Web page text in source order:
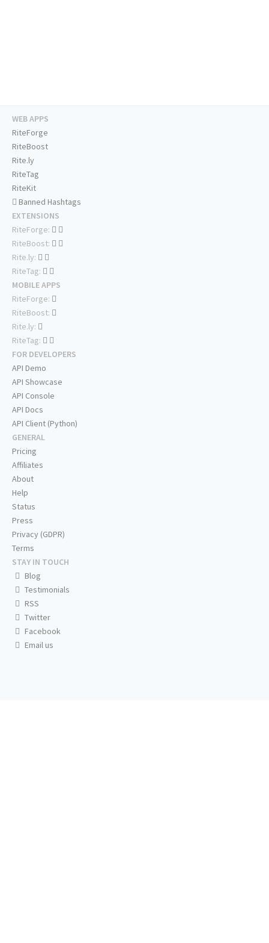
WEB APPS
RiteForge
RiteBoost
Rite.ly
RiteTag
RiteKit
Banned Hashtags
EXTENSIONS
RiteForge:
RiteBoost:
Rite.ly:
RiteTag:
MOBILE APPS
RiteForge:
RiteBoost:
Rite.ly:
RiteTag:
FOR DEVELOPERS
API Demo
API Showcase
API Console
API Docs
API Client (Python)
GENERAL
Pricing
Affiliates
About
Help
Status
Press
Privacy (GDPR)
Terms
STAY IN TOUCH
Blog
Testimonials
RSS
Twitter
Facebook
Email us